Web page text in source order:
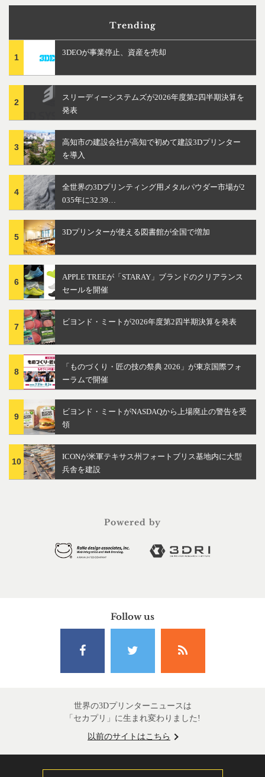
Trending
1
3DEOが事業停止、資産を売却
2
スリーディーシステムズが2026年度第2四半期決算を
発表
3
高知市の建設会社が高知で初めて建設3Dプリンター
を導入
4
全世界の3Dプリンティング用メタルパウダー市場が2
035年に32.39…
5
3Dプリンターが使える図書館が全国で増加
6
APPLE TREEが「STARAY」ブランドのクリアランス
セールを開催
7
ビヨンド・ミートが2026年度第2四半期決算を発表
8
「ものづくり・匠の技の祭典 2026」が東京国際フォ
ーラムで開催
9
ビヨンド・ミートがNASDAQから上場廃止の警告を受
領
10
ICONが米軍テキサス州フォートブリス基地内に大型
兵舎を建設
Powered by
Follow us
世界の3Dプリンターニュースは
「セカプリ」に生まれ変わりました!
以前のサイトはこちら